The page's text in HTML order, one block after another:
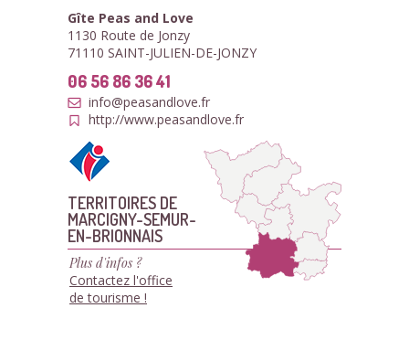
Gîte Peas and Love
1130 Route de Jonzy
71110 SAINT-JULIEN-DE-JONZY
06 56 86 36 41
info@peasandlove.fr
http://www.peasandlove.fr
TERRITOIRES DE
MARCIGNY-SEMUR-
EN-BRIONNAIS
Plus d'infos ?
Contactez l'office
de tourisme !